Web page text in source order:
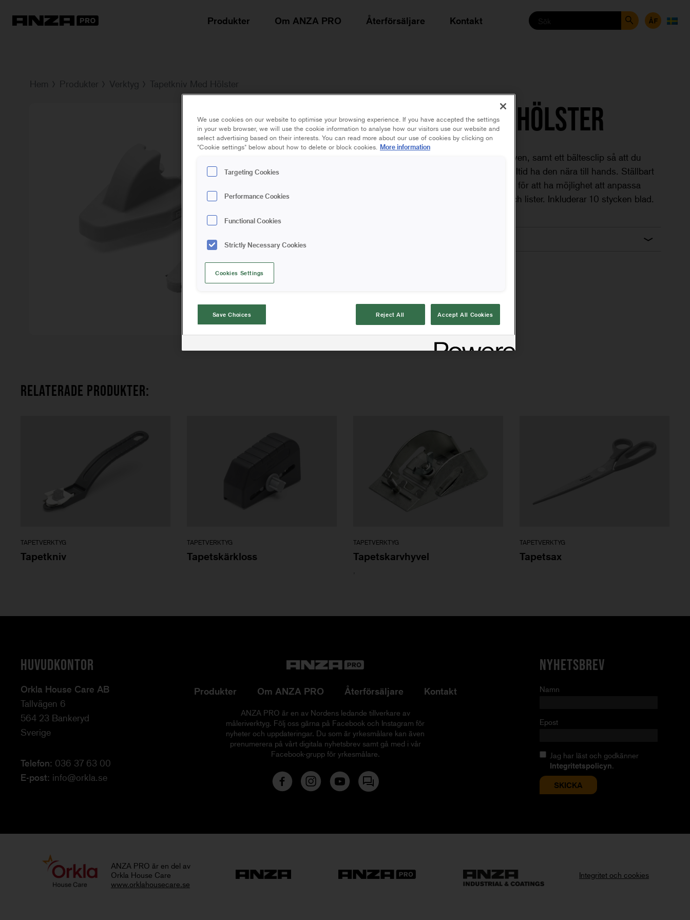
Produkter Om ANZA PRO Återförsäljare Kontakt
Hem Produkter Verktyg Tapetkniv Med Hölster
TAPETKNIV MED HÖLSTER
Tapetkniv med hölster som skyddar kniven, samt ett bältesclip så att du
enkelt kan fästa kniven i ditt bälte och alltid ha den nära till hands. Ställbart
blad för att få en perfekt skärlängd samt för att ha möjlighet att anpassa
överlappningar vid exempelvis dörrar och lister. Inkluderar 10 stycken blad.
RELATERADE PRODUKTER:
TAPETVERKTYG
Tapetkniv
TAPETVERKTYG
Tapetskärkloss
TAPETVERKTYG
Tapetskarvhyvel
,
TAPETVERKTYG
Tapetsax
HUVUDKONTOR
Orkla House Care AB
Tallvägen 6
564 23 Bankeryd
Sverige
Telefon: 036 37 63 00
E-post: info@orkla.se
NYHETSBREV
Namn
Epost
Jag har läst och godkänner
Integritetspolicyn.
Produkter Om ANZA PRO Återförsäljare Kontakt
ANZA PRO är en av Nordens ledande tillverkare av
måleriverktyg. Följ oss gärna på Facebook och Instagram för
nyheter och uppdateringar. Du som är yrkesmålare kan även
prenumerera på vårt digitala nyhetsbrev samt gå med i vår
Facebook-grupp för yrkesmålare.
ANZA PRO är en del av
Orkla House Care
www.orklahousecare.se
Integritet och cookies
We use cookies on our website to optimise your browsing experience. If you have accepted the settings
in your web browser, we will use the cookie information to analyse how our visitors use our website and
select advertising based on their interests. You can read more about our use of cookies by clicking on
"Cookie settings" below about how to delete or block cookies. More information
Targeting Cookies
Performance Cookies
Functional Cookies
Strictly Necessary Cookies
Cookies Settings
Save Choices Reject All Accept All Cookies